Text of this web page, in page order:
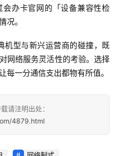
办卡官网的「设备兼容性检
况。
机型与新兴运营商的碰撞，既
网络服务灵活性的考验。选择
每一分通信支出都物有所值。
请注明出处：
4879.html